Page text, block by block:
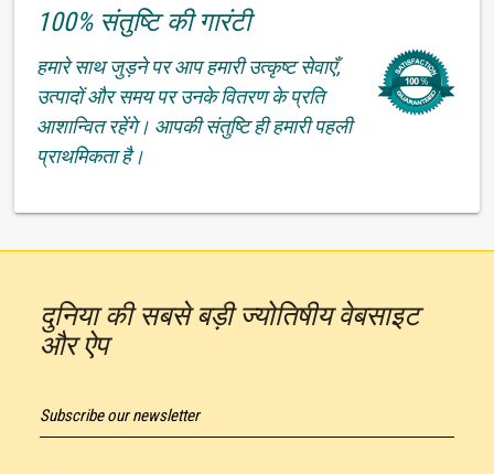
100% संतुष्टि की गारंटी
हमारे साथ जुड़ने पर आप हमारी उत्कृष्ट सेवाएँ,
उत्पादों और समय पर उनके वितरण के प्रति
आशान्वित रहेंगे। आपकी संतुष्टि ही हमारी पहली
प्राथमिकता है।
दुनिया की सबसे बड़ी ज्योतिषीय वेबसाइट
और ऐप
Subscribe our newsletter